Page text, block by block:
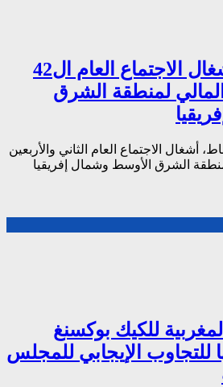
الرباط تحتضن أشغال الاجتماع العام ال42
لمنطقة الشرق
أشغال الاجتماع العام الثاني والأربعين
الشرق الأوسط وشمال إفريقيا
للكيك بوكسنغ
للتجاوب الإيجابي للمجلس